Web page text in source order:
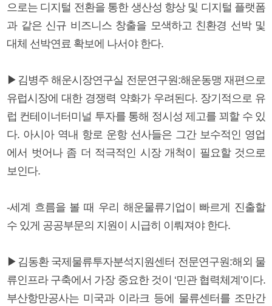
으로는 디지털 전환을 통한 생산성 향상 및 디지털 플랫폼
과 같은 신규 비즈니스 창출을 모색하고 친환경 선박 및
대체 선박연료 확보에 나서야 한다.
▶김병주 해운시장연구실 전문연구원:해운동맹 재편으로
유럽시장에 대한 경쟁력 약화가 우려된다. 장기적으로 유
럽 컨테이너터미널 투자를 통해 정시성 제고를 꾀할 수 있
다. 아시아 역내 항로 운항 선사들은 그간 보수적인 영업
에서 벗어나 좀 더 적극적인 시장 개척이 필요할 것으로
보인다.
-세계 흐름을 볼 때 우리 해운물류기업이 빠르게 진출할
수 있게 공공부문의 지원이 시급히 이뤄져야 한다.
▶김동환 국제물류투자분석지원센터 전문연구원:해외 물
류인프라 구축에서 가장 중요한 것이 ‘민관 협력체계’이다.
부산항만공사는 미국과 이라크 등에 물류센터를 조만간